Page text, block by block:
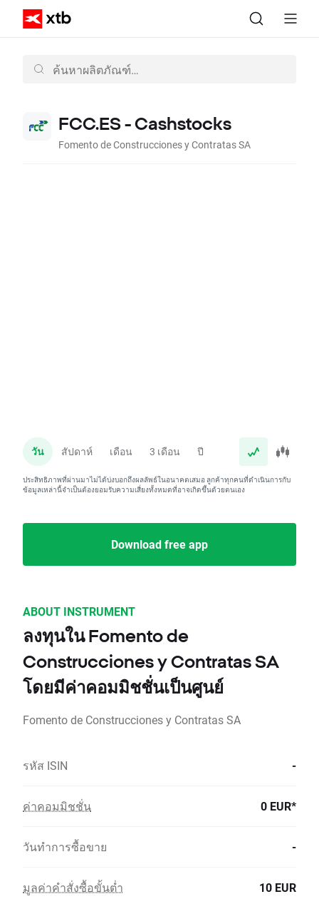
FCC.ES - Cashstocks
Fomento de Construcciones y Contratas SA
วัน สัปดาห์ เดือน 3 เดือน ปี
ประสิทธิภาพที่ผ่านมาไม่ได้บ่งบอกถึงผลลัพธ์ในอนาคตเสมอ ลูกค้าทุกคนที่ดำเนินการกับ
ข้อมูลเหล่านี้จำเป็นต้องยอมรับความเสี่ยงทั้งหมดที่อาจเกิดขึ้นด้วยตนเอง
Download free app
ABOUT INSTRUMENT
ลงทุนใน Fomento de
Construcciones y Contratas SA
โดยมีค่าคอมมิชชั่นเป็นศูนย์
Fomento de Construcciones y Contratas SA
รหัส ISIN -
ค่าคอมมิชชั่น 0 EUR*
วันทำการซื้อขาย -
มูลค่าคำสั่งซื้อขั้นต่ำ 10 EUR